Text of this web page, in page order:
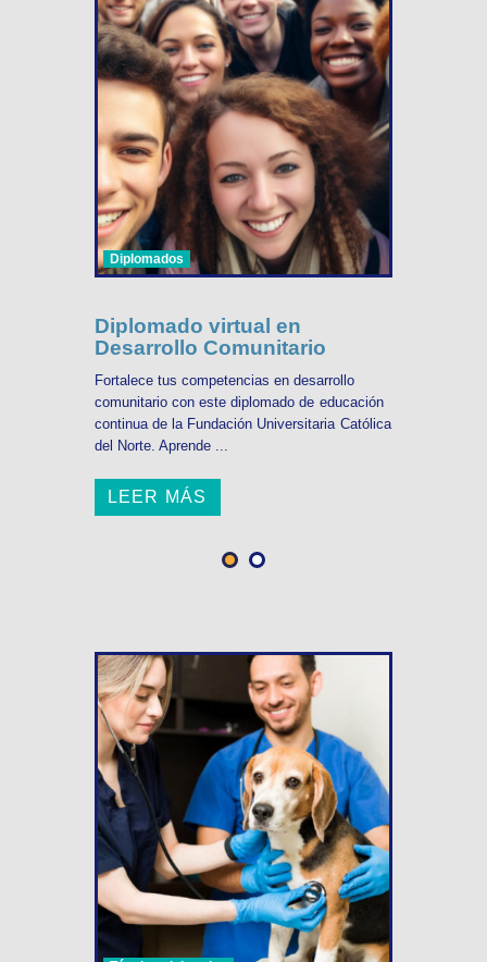
Diplomados
Diplomado virtual en
Desarrollo Comunitario
Fortalece tus competencias en desarrollo
comunitario con este diplomado de educación
continua de la Fundación Universitaria Católica
del Norte. Aprende ...
LEER MÁS